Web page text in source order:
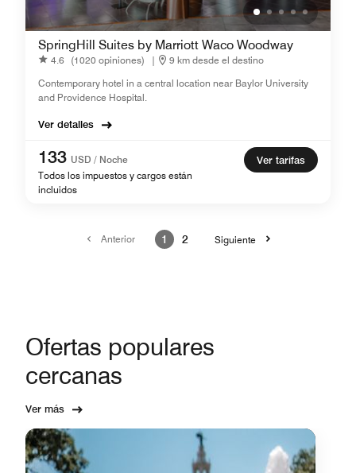
SpringHill Suites by Marriott Waco Woodway
4.6 (1020 opiniones) |
9 km desde el destino
Contemporary hotel in a central location near Baylor University
and Providence Hospital.
Ver detalles
133 USD / Noche
Todos los impuestos y cargos están
incluidos
Ver tarifas
Anterior 1 2 Siguiente
Ofertas populares
cercanas
Ver más